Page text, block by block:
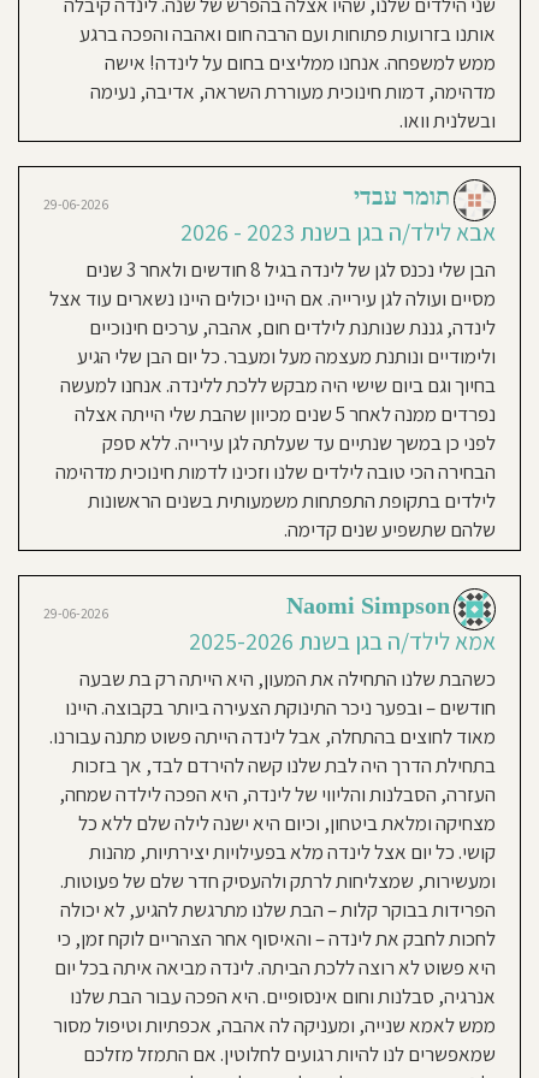
בישראל
ועברתי
משפחתי
לצרפת
כשהייתי
נערה.
בצרפת
עברתי
הכשרה
לתפקידי
כגננת
בתפקיד
זה
בצרפת
במשרה
מלאה
לגיל
הרך
שנים.
לפני
שנים
עליתי
ובהתחלה
המשכתי
עבודתי
בישראל.
לפני
יצאתי
לדרך
ופתחתי
משפחתון
ומאז
מפעילה
המשפחתון
שלי
באהבה
ובשמחה
רבה!
ילדותי
אהבתי
בילדים,
ולעקוב
מקרוב
אחר
עולם
הילד
שאכן
עולם
בפני
עצמו.
בעלת
ונסיון
נרחב
במתן
טיפול
ילדים,
בעלת
גישה
מקצועית
ופסיכולוגית,
שימת
הקניית
יכולות
תקשורתיות.
במסגרת
המשפחתון
אותנו בזרועות פתוחות ועם הרבה חום ואהבה והפכה ברגע
ממש למשפחה. אנחנו ממליצים בחום על לינדה! אישה
מדהימה, דמות חינוכית מעוררת השראה, אדיבה, נעימה
ובשלנית וואו.
29-06-2026 תומר עבדי
אבא לילד/ה בגן בשנת 2023 - 2026
הבן שלי נכנס לגן של לינדה בגיל 8 חודשים ולאחר 3 שנים
מסיים ועולה לגן עירייה. אם היינו יכולים היינו נשארים עוד אצל
לינדה, גננת שנותנת לילדים חום, אהבה, ערכים חינוכיים
ולימודיים ונותנת מעצמה מעל ומעבר. כל יום הבן שלי הגיע
בחיוך וגם ביום שישי היה מבקש ללכת ללינדה. אנחנו למעשה
נפרדים ממנה לאחר 5 שנים מכיוון שהבת שלי הייתה אצלה
לפני כן במשך שנתיים עד שעלתה לגן עירייה. ללא ספק
הבחירה הכי טובה לילדים שלנו וזכינו לדמות חינוכית מדהימה
לילדים בתקופת התפתחות משמעותית בשנים הראשונות
שלהם שתשפיע שנים קדימה.
29-06-2026 Naomi Simpson
אמא לילד/ה בגן בשנת 2025-2026
כשהבת שלנו התחילה את המעון, היא הייתה רק בת שבעה
חודשים – ובפער ניכר התינוקת הצעירה ביותר בקבוצה. היינו
מאוד לחוצים בהתחלה, אבל לינדה הייתה פשוט מתנה עבורנו.
בתחילת הדרך היה לבת שלנו קשה להירדם לבד, אך בזכות
העזרה, הסבלנות והליווי של לינדה, היא הפכה לילדה שמחה,
מצחיקה ומלאת ביטחון, וכיום היא ישנה לילה שלם ללא כל
קושי. כל יום אצל לינדה מלא בפעילויות יצירתיות, מהנות
ומעשירות, שמצליחות לרתק ולהעסיק חדר שלם של פעוטות.
הפרידות בבוקר קלות – הבת שלנו מתרגשת להגיע, לא יכולה
לחכות לחבק את לינדה – והאיסוף אחר הצהריים לוקח זמן, כי
היא פשוט לא רוצה ללכת הביתה. לינדה מביאה איתה בכל יום
אנרגיה, סבלנות וחום אינסופיים. היא הפכה עבור הבת שלנו
ממש לאמא שנייה, ומעניקה לה אהבה, אכפתיות וטיפול מסור
שמאפשרים לנו להיות רגועים לחלוטין. אם התמזל מזלכם
לבקר) שמרגישות שם כמו בבית. היחס
החם, החינוך, הניקיון, והאוכל פשוט
ברמה הכי גבוהה שיש. התמזל מזלנו
שהבנות שלנו גדלו אצל לינדה. 🩷
אמא לילד/ה בגן בשנת 2023-
אחרי חמש שנים בהן שתי בנותיי היו
אצל לינדה, כל אחת כשנתיים וחצי
ברצף אחת אחרי השנייה, אנחנו
נפרדים מלינדה עם ההמלצה הכי הכי
חמה שרק אפשר. לינדה פשוט מדהימה!
אוהבת, חמה, נותנת המון בטחון,
מקצועית, מחנכת עם המון סבלנות
והשקעה. אין מטפלות/גננות כמו לינדה.
הבנות שלי אוהבות את לינדה ממש כמו
אמא שנייה ותמיד רוצות לחזור אליה.
בנוסף, האוכל של לינדה נדיר! בריא,
מזין וברגע שתפתחו את דלת ביתה
בבוקר.. לא תרצו לעזוב :) ממליצים
13-08-2024 שירלי א
אמא לילד/ה בגן בשנת 2023-
2024
הגענו ללינדה בדקה 90 כשהחלתנו
לרשום את הבת שלנו בגיל 8 חודשים
למשפחתון (ולא לקחת מטפלת). אני
ובת שלי היינו כל הזמן ביחד, במשך 8
חושדים ולכן היה לשנינו מאוד קשה
להיפרד. בגלל תקופת חגים ואז
המלחמה, ההתקלמות שלנו לקח זמן
אבל לינדה תמיד היית שם עבור שנינו.